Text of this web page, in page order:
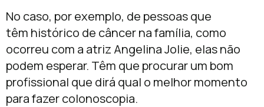
No caso, por exemplo, de pessoas que
têm histórico de câncer na família, como
ocorreu com a atriz Angelina Jolie, elas não
podem esperar. Têm que procurar um bom
profissional que dirá qual o melhor momento
para fazer colonoscopia.